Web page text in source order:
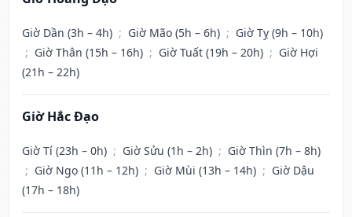
Giờ Dần (3h – 4h) ; Giờ Mão (5h – 6h) ; Giờ Tỵ (9h – 10h)
; Giờ Thân (15h – 16h) ; Giờ Tuất (19h – 20h) ; Giờ Hợi
(21h – 22h)
Giờ Hắc Đạo
Giờ Tí (23h – 0h) ; Giờ Sửu (1h – 2h) ; Giờ Thìn (7h – 8h)
; Giờ Ngọ (11h – 12h) ; Giờ Mùi (13h – 14h) ; Giờ Dậu
(17h – 18h)